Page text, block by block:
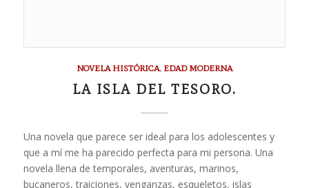
NOVELA HISTÓRICA, EDAD MODERNA
LA ISLA DEL TESORO.
Una novela que parece ser ideal para los adolescentes y
que a mí me ha parecido perfecta para mi persona. Una
novela llena de temporales, aventuras, marinos,
bucaneros, traiciones, venganzas, esqueletos, islas